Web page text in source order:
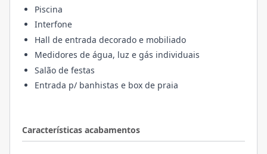
Características acabamentos
Piscina
Interfone
Hall de entrada decorado e mobiliado
Medidores de água, luz e gás individuais
Salão de festas
Entrada p/ banhistas e box de praia